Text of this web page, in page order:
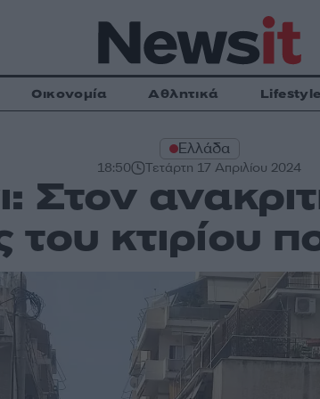
Οικονομία Αθλητικά Lifestyle
Ελλάδα
18:50 Τετάρτη 17 Απριλίου 2024
Στον
του κτιρίου